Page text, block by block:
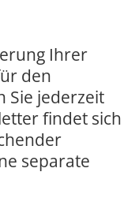
Ihrer
den
Sie jederzeit
findet sich
separate